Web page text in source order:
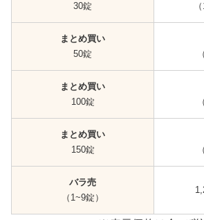
30錠
まとめ買い
50錠
まとめ買い
100錠
まとめ買い
150錠
バラ売
（1~9錠）